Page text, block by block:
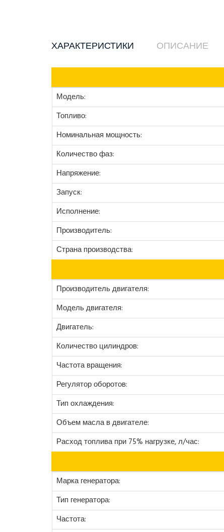
ХАРАКТЕРИСТИКИ ОПИСАНИЕ
Модель:
Топливо:
Номинальная мощность:
Количество фаз:
Напряжение:
Запуск:
Исполнение:
Производитель:
Страна производства:
Производитель двигателя:
Модель двигателя:
Двигатель:
Количество цилиндров:
Частота вращения:
Регулятор оборотов:
Тип охлаждения:
Объем масла в двигателе:
Расход топлива при 75% нагрузке, л/час:
Марка генератора:
Тип генератора:
Частота: